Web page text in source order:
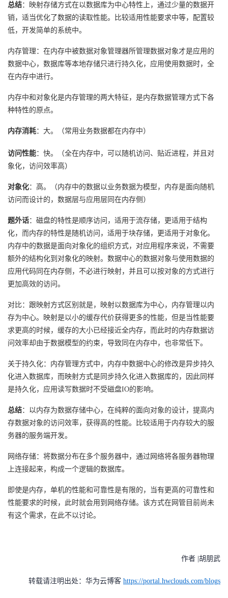
总结：映射存储方式在以数据库为中心特性上，通过少量的数据开
销，适当优化了数据的读取性能。比较适用性能要求中等，配置较
低，开发简单的系统中。
内存管理：在内存中被数据对象管理器所管理数据对象才是应用的
数据中心，数据库等本地存储只进行持久化，应用使用数据时，全
在内存中进行。
内存中和对象化是内存管理的两大特征，是内存数据管理方式下各
种特性的原点。
内存消耗：大。（常用业务数据都在内存中）
访问性能：快。（全在内存中，可以随机访问、贴近进程，并且对
象化，访问效率高）
对象化：高。（内存中的数据以业务数据为模型，内存是面向随机
访问而设计的，数据层与应用层同在内存侧）
题外话：磁盘的特性是顺序访问，适用于流存储，更适用于结构
化，而内存的特性是随机访问，适用于块存储，更适用于对象化。
内存中的数据是面向对象化的组织方式，对应用程序来说，不需要
额外的结构化到对象化的映射。数据中心的数据对象与使用数据的
应用代码同在内存侧，不必进行映射，并且可以按对象的方式进行
更加高效的访问。
对比：跟映射方式区别就是，映射以数据库为中心，内存管理以内
存为中心。映射是以小的缓存代价获得更多的性能，但是当性能要
求更高的时候，缓存的大小已经接近全内存，而此时的内存数据访
问效率却由于数据模型的约束，导致同在内存中，也非常低下。
关于持久化：内存管理方式中，内存中数据中心的修改是异步持久
化进入数据库，而映射方式是同步持久化进入数据库的，因此同样
是持久化，应用读写数据时不受磁盘IO的影响。
总结：以内存为数据存储中心，在纯粹的面向对象的设计，提高内
存数据对象的访问效率，获得高的性能。比较适用于内存较大的服
务器的服务端开发。
网络存储：将数据分布在多个服务器中，通过网络将各服务器物理
上连接起来，构成一个逻辑的数据库。
即使是内存，单机的性能和可靠性是有限的，当有更高的可靠性和
性能要求的时候，此时就会用到网络存储。该方式在网管目前尚未
有这个需求，在此不以讨论。
作者 |胡朋武
转载请注明出处：华为云博客 https://portal.hwclouds.com/blogs